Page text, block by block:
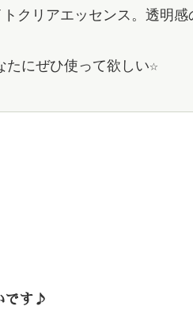
リアエッセンス。透明
たにぜひ使って欲しい☆
です♪